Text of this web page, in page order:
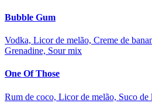
Bubble Gum
Vodka, Licor de melão, Creme de
Grenadine, Sour mix
One Of Those
Rum de coco, Licor de melão, Suco de